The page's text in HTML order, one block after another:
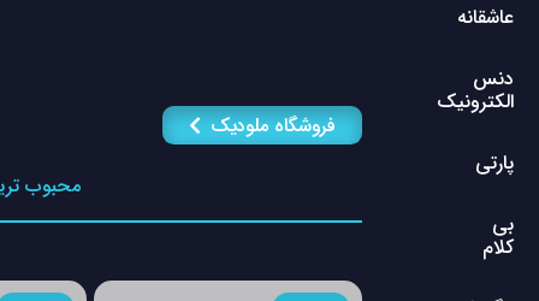
عاشقانه
دنس
الکترونیک
پارتی
بی
کلام
فروشگاه ملودیک
محبوب